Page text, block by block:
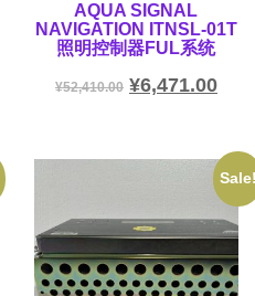
AQUA SIGNAL
NAVIGATION ITNSL-01T
照明控制器FUL系统
¥52,410.00 ¥6,471.00